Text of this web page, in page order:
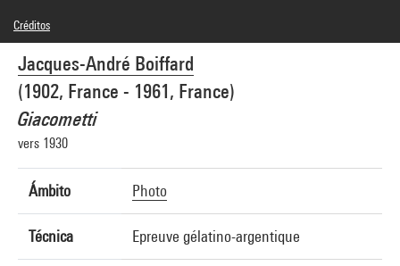
Jacques-André Boiffard
(1902, France - 1961, France)
Giacometti
vers 1930
Ámbito Photo
Técnica Epreuve gélatino-argentique
Créditos
© Mme Denise Boiffard
Créditos fotográficos : Centre Pompidou, MNAM-CCI/Jean-Claude Planchet/Dist.
GrandPalaisRmn
Referencia de la imagen : 4N02408
Difusión de la imagen :